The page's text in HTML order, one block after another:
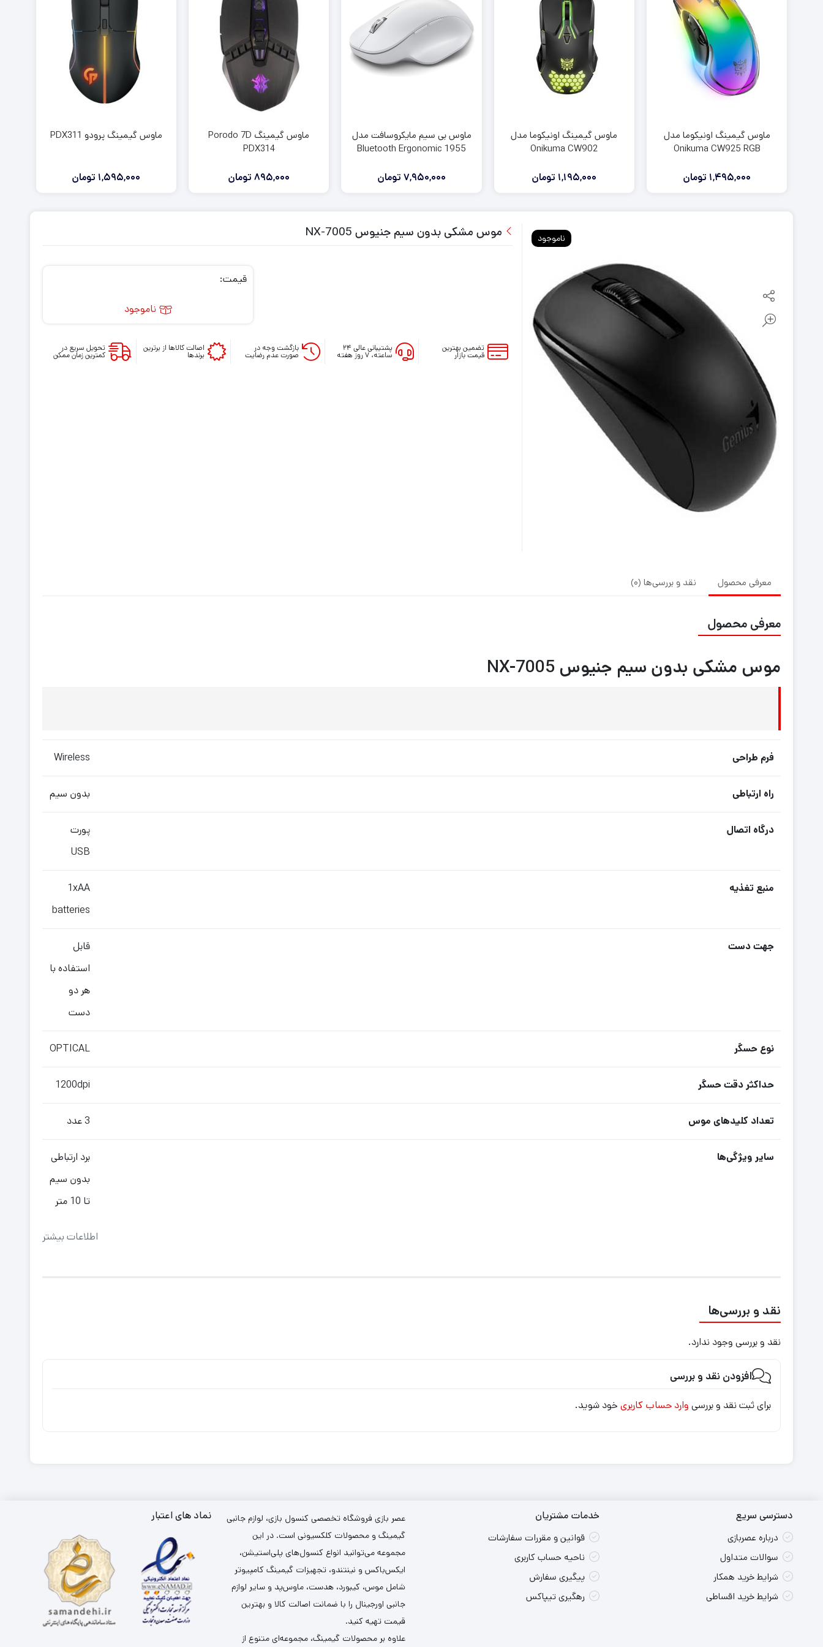
روکش آنالوگ دسته PS5
روکش و محافظ دسته PS5
فرمان بازی PS5
روکش آنالوگ دسته PS4
روکش و محافظ دسته PS4
فرمان بازی PS4
آنالوگ دسته ایکس باکس series
روکش و محافظ دسته series
فرمان بازی ایکس باکس series
لوازم جانبی ایکس باکس وان
لوازم جانبی ایکس باکس 360
ماوس گیمینگ اونیکوما مدل
Onikuma CW925 RGB
1,495,000 تومان
ماوس گیمینگ اونیکوما مدل
Onikuma CW902
1,195,000 تومان
ماوس بی سیم مایکروسافت مدل
1955 Bluetooth Ergonomic
7,950,000 تومان
ماوس گیمینگ Porodo 7D
PDX314
895,000 تومان
ماوس گیمینگ پرودو PDX311
1,595,000 تومان
ناموجود موس مشکی بدون سیم جنیوس NX-7005
قیمت:
ناموجود
تضمین بهترین
قیمت بازار
پشتیبانی عالی ۲۴
ساعته، ۷ روز هفته
بازگشت وجه در
صورت عدم رضایت
اصالت کالاها از برترین
برندها
تحویل سریع در
کمترین زمان ممکن
معرفی محصول نقد و بررسی‌ها (0)
معرفی محصول
موس مشکی بدون سیم جنیوس NX-7005
اطلاعات بیشتر
فرم طراحی Wireless
راه ارتباطی بدون سیم
درگاه اتصال
پورت
USB
منبع تغذیه
1xAA
batteries
جهت دست
قابل
استفاده با
هر دو
دست
نوع حسگر OPTICAL
حداکثر دقت حسگر 1200dpi
تعداد کلیدهای موس 3 عدد
سایر ویژگی‌ها
برد ارتباطی
بدون سیم
تا 10 متر
نقد و بررسی‌ها
نقد و بررسی وجود ندارد.
افزودن نقد و بررسی
برای ثبت نقد و بررسی وارد حساب کاربریخود شوید.
دسترسی سریع
درباره عصربازی
سوالات متداول
شرایط خرید همکار
شرایط خرید اقساطی
خدمات مشتریان
قوانین و مقررات سفارشات
ناحیه حساب کاربری
پیگیری سفارش
رهگیری تیپاکس
عصر بازی فروشگاه تخصصی کنسول بازی، لوازم جانبی
گیمینگ و محصولات کلکسیونی است. در این
مجموعه می‌توانید انواع کنسول‌های پلی‌استیشن،
ایکس‌باکس و نینتندو، تجهیزات گیمینگ کامپیوتر
شامل موس، کیبورد، هدست، ماوس‌پد و سایر لوازم
جانبی اورجینال را با ضمانت اصالت کالا و بهترین
قیمت تهیه کنید.
علاوه بر محصولات گیمینگ، مجموعه‌ای متنوع از
نماد های اعتبار